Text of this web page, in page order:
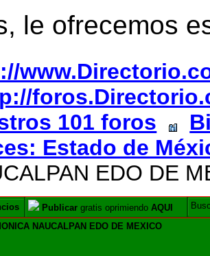
le ofrecemos
101 foros
Estado de
EDO DE
Publicar gratis oprimiendoAQUI
NAUCALPAN EDO DE MEXICO